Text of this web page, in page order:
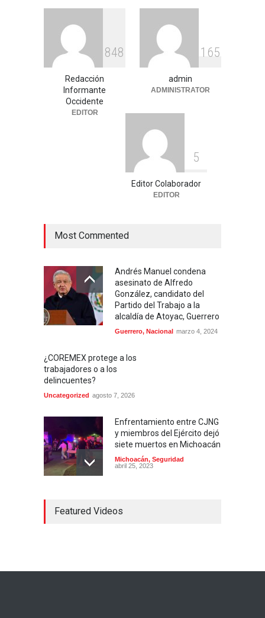
lugar y horario de la
Justicia
Nacional
agosto 3, 2026
Celia Pulido logra un hito
histórico con 11 preseas y
tres marcas récord en Santo
848
Redacción
Informante
Occidente
EDITOR
1 65
admin
ADMINISTRATOR
5
Editor Colaborador
EDITOR
Most Commented
Andrés Manuel condena
asesinato de Alfredo
González, candidato del
Partido del Trabajo a la
alcaldía de Atoyac, Guerrero
Guerrero, Nacional marzo 4, 2024
¿COREMEX protege a los
trabajadores o a los
delincuentes?
Uncategorized agosto 7, 2026
Enfrentamiento entre CJNG
y miembros del Ejército dejó
siete muertos en Michoacán
Michoacán, Seguridad
abril 25, 2023
contra mujeres
Featured Videos